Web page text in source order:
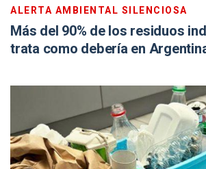
ALERTA AMBIENTAL SILENCIOSA
Más del 90% de los residuos
trata como debería en